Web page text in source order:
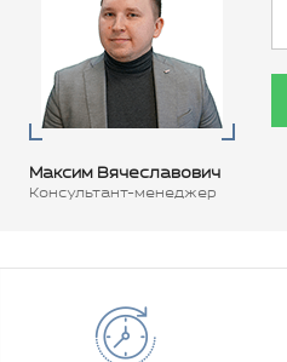
Максим Вячеславович
Консультант-менеджер